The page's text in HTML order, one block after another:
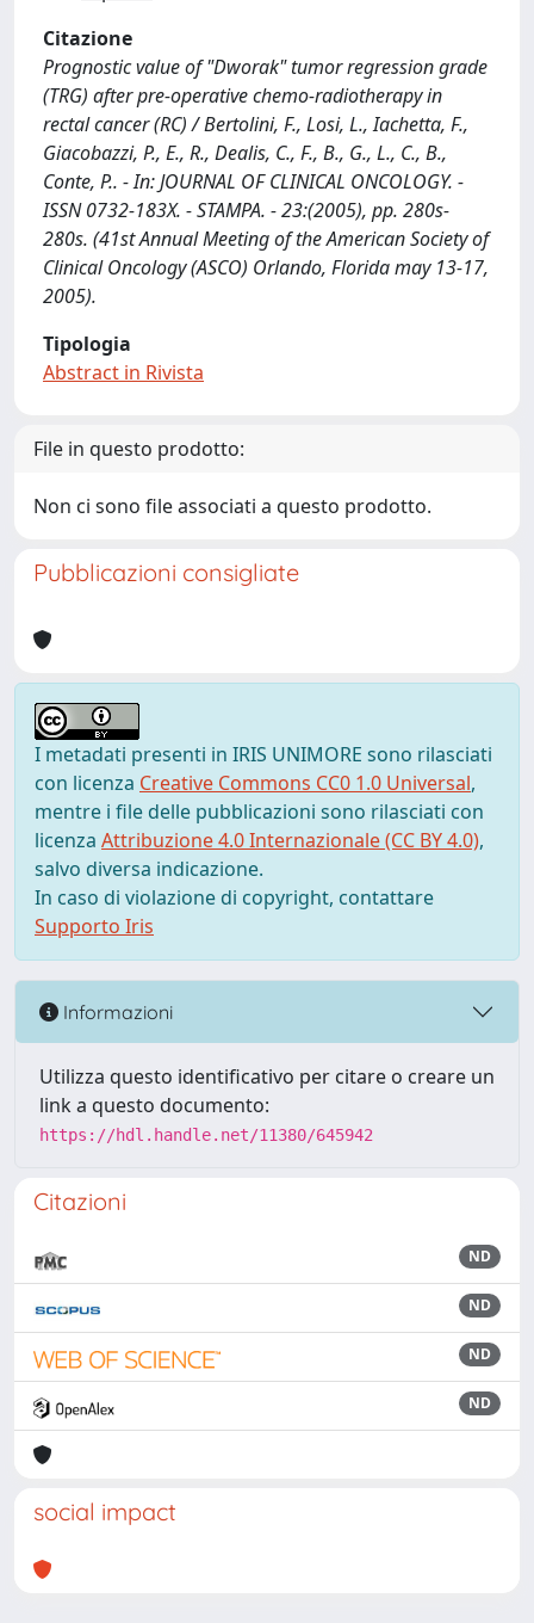
Citazione
Prognostic value of "Dworak" tumor regression grade
(TRG) after pre-operative chemo-radiotherapy in
rectal cancer (RC) / Bertolini, F., Losi, L., Iachetta, F.,
Giacobazzi, P., E., R., Dealis, C., F., B., G., L., C., B.,
Conte, P.. - In: JOURNAL OF CLINICAL ONCOLOGY. -
ISSN 0732-183X. - STAMPA. - 23:(2005), pp. 280s-
280s. (41st Annual Meeting of the American Society of
Clinical Oncology (ASCO) Orlando, Florida may 13-17,
2005).
Tipologia
Abstract in Rivista
File in questo prodotto:
Non ci sono file associati a questo prodotto.
Pubblicazioni consigliate
I metadati presenti in IRIS UNIMORE sono rilasciati
con licenza Creative Commons CC0 1.0 Universal,
mentre i file delle pubblicazioni sono rilasciati con
licenza Attribuzione 4.0 Internazionale (CC BY 4.0),
salvo diversa indicazione.
In caso di violazione di copyright, contattare
Supporto Iris
Informazioni
Utilizza questo identificativo per citare o creare un
link a questo documento:
https://hdl.handle.net/11380/645942
Citazioni
ND
ND
ND
ND
social impact